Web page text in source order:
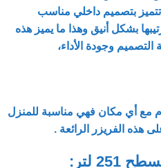
بتصميم داخلي مناسب
بشكل أنيق وهذا ما يميز هذه
التصميم وجودة الأداء،
مع أي مكان فهي مناسبة للمنزل
هذه الفريزر الرائعة .
لتر: